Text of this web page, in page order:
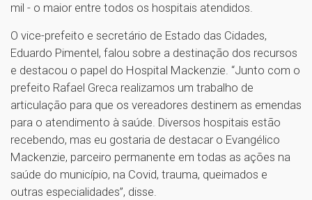
mil - o maior entre todos os hospitais atendidos.
O vice-prefeito e secretário de Estado das Cidades,
Eduardo Pimentel, falou sobre a destinação dos recursos
e destacou o papel do Hospital Mackenzie. “Junto com o
prefeito Rafael Greca realizamos um trabalho de
articulação para que os vereadores destinem as emendas
para o atendimento à saúde. Diversos hospitais estão
recebendo, mas eu gostaria de destacar o Evangélico
Mackenzie, parceiro permanente em todas as ações na
saúde do município, na Covid, trauma, queimados e
outras especialidades”, disse.